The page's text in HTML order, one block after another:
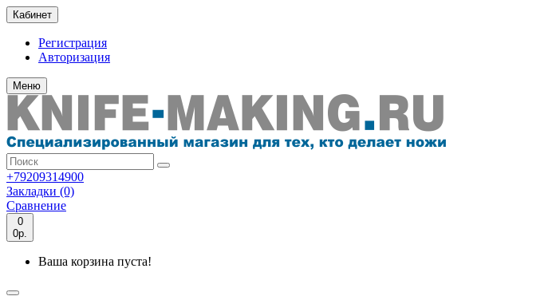
Кабинет
Регистрация
Авторизация
Меню
+79209314900
Закладки (0)
Сравнение
0
0р.
Ваша корзина пуста!